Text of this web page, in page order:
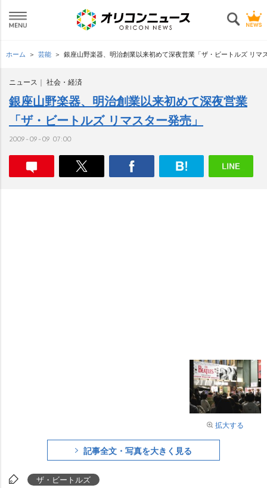
ホーム 芸能 銀座山野楽器、明治創業以来初めて深夜営業「ザ・ビートルズ リマ
ニュース 社会・経済
銀座山野楽器、明治創業以来初めて深夜営業
「ザ・ビートルズ リマスター発売」
2009-09-09 07:00
拡大する
記事全文・写真を大きく見る
ザ・ビートルズ